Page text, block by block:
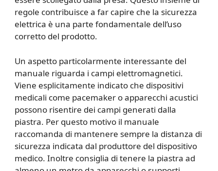
regole contribuisce a far capire che la sicurezza
elettrica è una parte fondamentale dell’uso
corretto del prodotto.
Un aspetto particolarmente interessante del
manuale riguarda i campi elettromagnetici.
Viene esplicitamente indicato che dispositivi
medicali come pacemaker o apparecchi acustici
possono risentire dei campi generati dalla
piastra. Per questo motivo il manuale
raccomanda di mantenere sempre la distanza di
sicurezza indicata dal produttore del dispositivo
medico. Inoltre consiglia di tenere la piastra ad